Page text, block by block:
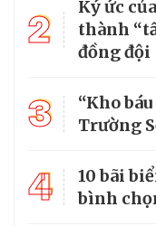
2
Ký ức
thành
đồng đội
3
“Kho
Trường
4
10 bãi
bình